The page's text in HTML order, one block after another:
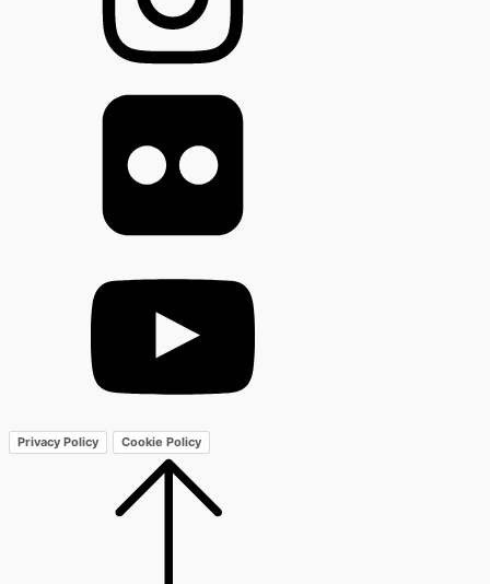
Privacy Policy Cookie Policy